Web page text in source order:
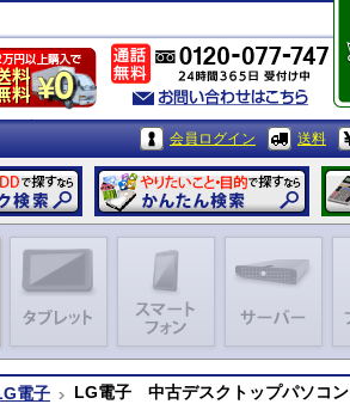
会員ログイン 送料
電子 LG電子 中古デスクトップパソコン